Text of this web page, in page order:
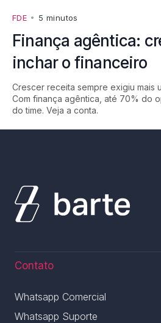
FDE • 5 minutos
Finança agêntica:
inchar o financeiro
Crescer receita sempre exigiu mais
Com finança agêntica, até 70% do
do time. Veja a conta.
Contato
Whatsapp Comercial
Whatsapp Suporte